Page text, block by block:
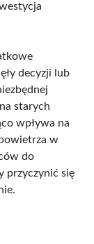
decyzji lub
starych
wpływa na
w
do
przyczynić się